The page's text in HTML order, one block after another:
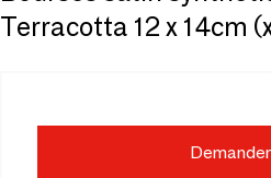
Terracotta 12 x 14cm